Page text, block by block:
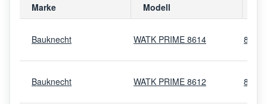
Marke Modell
Bauknecht WATK PRIME 8614
Bauknecht WATK PRIME 8612